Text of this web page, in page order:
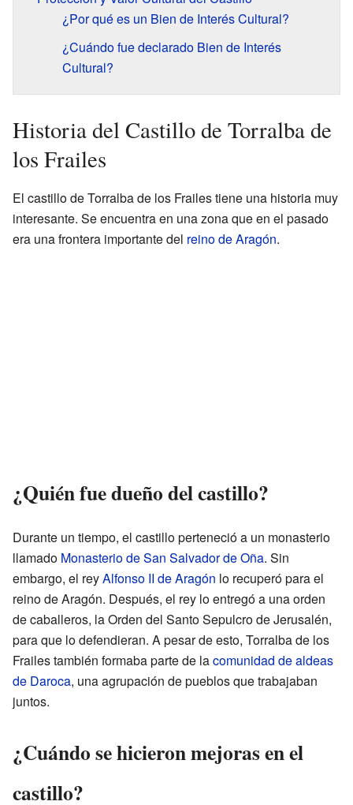
¿Por qué es un Bien de Interés Cultural?
¿Cuándo fue declarado Bien de Interés
Cultural?
Historia del Castillo de Torralba de
los Frailes
El castillo de Torralba de los Frailes tiene una historia muy
interesante. Se encuentra en una zona que en el pasado
era una frontera importante del reino de Aragón.
¿Quién fue dueño del castillo?
Durante un tiempo, el castillo perteneció a un monasterio
llamado Monasterio de San Salvador de Oña. Sin
embargo, el reyAlfonso II de Aragón lo recuperó para el
reino de Aragón. Después, el rey lo entregó a una orden
de caballeros, la Orden del Santo Sepulcro de Jerusalén,
para que lo defendieran. A pesar de esto, Torralba de los
Frailes también formaba parte de lacomunidad de aldeas
de Daroca, una agrupación de pueblos que trabajaban
juntos.
¿Cuándo se hicieron mejoras en el
castillo?